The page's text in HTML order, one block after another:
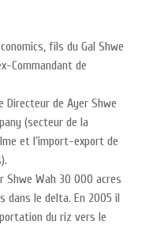
fils du Gal Shwe
Commandant de
Directeur de Ayer Shwe
(secteur de la
et l’import-export de
Shwe Wah 30 000 acres
dans le delta. En 2005 il
du riz vers le